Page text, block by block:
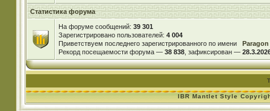
Статистика форума
На форуме сообщений: 39 301
Зарегистрировано пользователей: 4 004
Приветствуем последнего зарегистрированного по имени
Paragon
Рекорд посещаемости форума — 38 838, зафиксирован —
IBR Mantlet Style